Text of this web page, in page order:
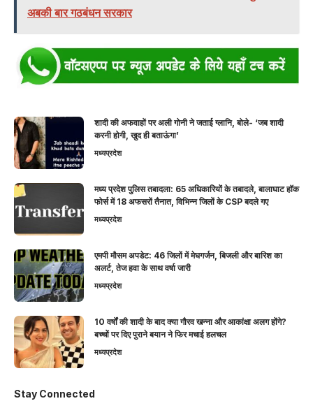
अबकी बार गठबंधन सरकार
शादी की अफवाहों पर अली गोनी ने जताई ग्लानि, बोले- ‘जब शादी
करनी होगी, खुद ही बताऊंगा’
मध्यप्रदेश
मध्य प्रदेश पुलिस तबादला: 65 अधिकारियों के तबादले, बालाघाट हॉक
फोर्स में 18 अफसरों तैनात, विभिन्न जिलों के CSP बदले गए
मध्यप्रदेश
एमपी मौसम अपडेट: 46 जिलों में मेघगर्जन, बिजली और बारिश का
अलर्ट, तेज हवा के साथ वर्षा जारी
मध्यप्रदेश
10 वर्षों की शादी के बाद क्या गौरव खन्ना और आकांक्षा अलग होंगे?
बच्चों पर दिए पुराने बयान ने फिर मचाई हलचल
मध्यप्रदेश
Stay Connected